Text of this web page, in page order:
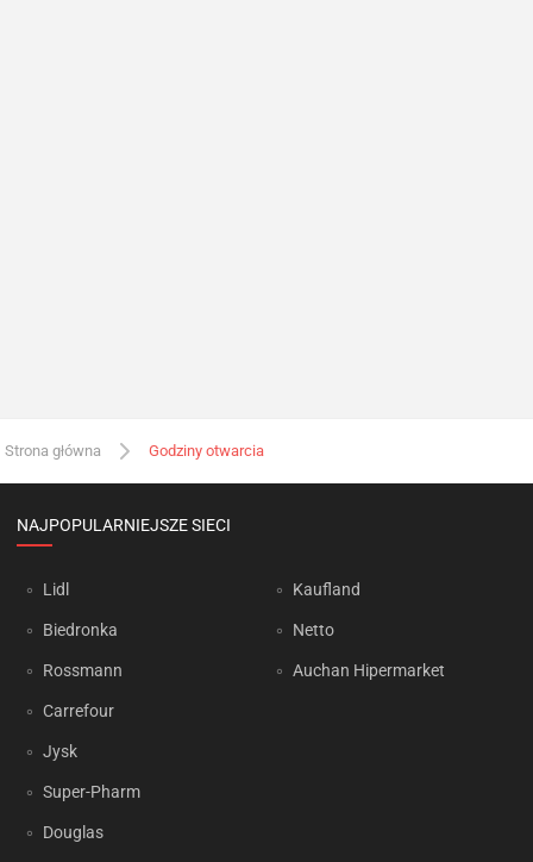
Strona główna Godziny otwarcia
NAJPOPULARNIEJSZE SIECI
Lidl
Biedronka
Rossmann
Carrefour
Jysk
Super-Pharm
Douglas
Kaufland
Netto
Auchan Hipermarket